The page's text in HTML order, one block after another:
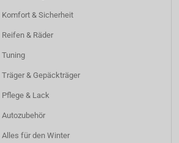
Komfort & Sicherheit
Reifen & Räder
Tuning
Träger & Gepäckträger
Pflege & Lack
Autozubehör
Alles für den Winter